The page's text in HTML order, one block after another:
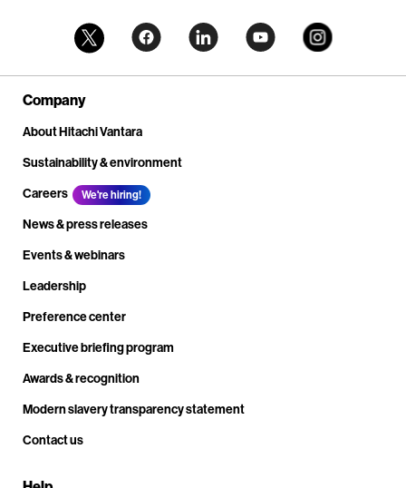
Company
About Hitachi Vantara
Sustainability & environment
Careers
We're hiring!
News & press releases
Events & webinars
Leadership
Preference center
Executive briefing program
Awards & recognition
Modern slavery transparency statement
Contact us